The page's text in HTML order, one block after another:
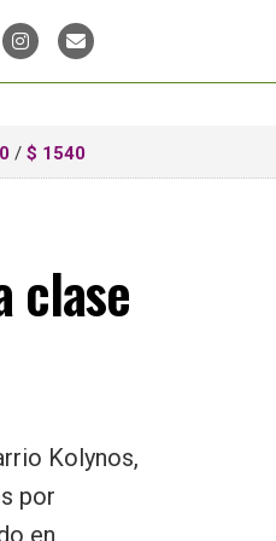
/ $ 1540
clase
Kolynos,
por
en